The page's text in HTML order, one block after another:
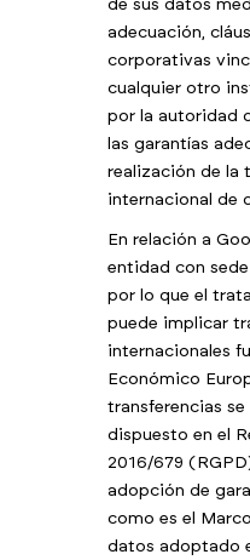
de sus datos
adecuación,
corporativas
cualquier otro
por la autoridad
las garantías
realización de la
internacional de
En relación a
entidad con
por lo que el
puede implicar
internacionales
Económico
transferencias
dispuesto en el
2016/679
adopción de
como es el
datos adoptado